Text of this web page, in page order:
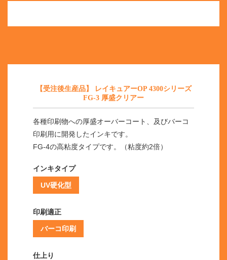
【受注後生産品】 レイキュアーOP 4300シリーズ
FG-3 厚盛クリアー
各種印刷物への厚盛オーバーコート、及びバーコ
印刷用に開発したインキです。
FG-4の高粘度タイプです。（粘度約2倍）
インキタイプ
UV硬化型
印刷適正
バーコ印刷
仕上り